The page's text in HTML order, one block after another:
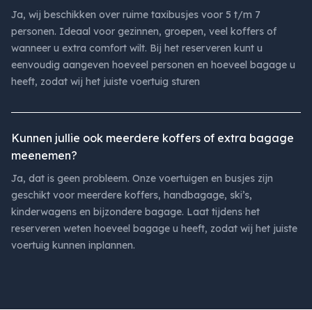
Ja, wij beschikken over ruime taxibusjes voor 5 t/m 7
personen. Ideaal voor gezinnen, groepen, veel koffers of
wanneer u extra comfort wilt. Bij het reserveren kunt u
eenvoudig aangeven hoeveel personen en hoeveel bagage u
heeft, zodat wij het juiste voertuig sturen
Kunnen jullie ook meerdere koffers of extra bagage
meenemen?
Ja, dat is geen probleem. Onze voertuigen en busjes zijn
geschikt voor meerdere koffers, handbagage, ski’s,
kinderwagens en bijzondere bagage. Laat tijdens het
reserveren weten hoeveel bagage u heeft, zodat wij het juiste
voertuig kunnen inplannen.